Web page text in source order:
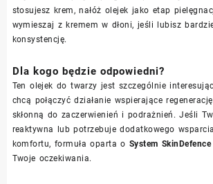
stosujesz krem, nałóż olejek jako etap
wymieszaj z kremem w dłoni, jeśli lubisz
konsystencję.
Dla kogo będzie odpowiedni?
Ten olejek do twarzy jest szczególnie
chcą połączyć działanie wspierające
skłonną do zaczerwienień i podrażnień. Jeśli
reaktywna lub potrzebuje dodatkowego
komfortu, formuła oparta o System SkinDefence
Twoje oczekiwania.